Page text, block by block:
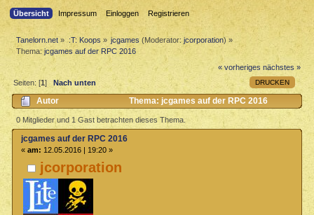
Übersicht Impressum Einloggen Registrieren
Tanelorn.net » :T: Koops » jcgames (Moderator:jcorporation) »
Thema:jcgames auf der RPC 2016
« vorheriges nächstes »
DRUCKEN
Seiten: [1] Nach unten
Autor
Thema: jcgames auf der RPC 2016
(Gelesen 5623 mal)
0 Mitglieder und 1 Gast betrachten dieses Thema.
jcorporation
jcgames auf der RPC 2016
« am: 12.05.2016 | 19:20 »